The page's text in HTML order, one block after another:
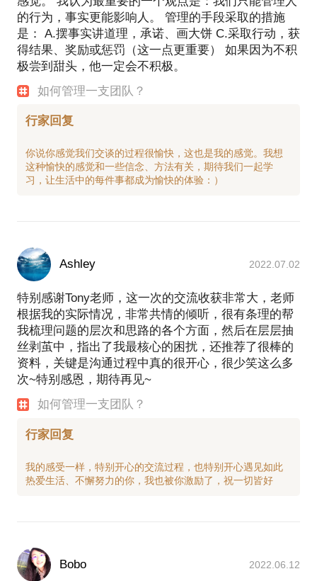
的行为，事实更能影响人。 管理的手段采取的措施
是： A.摆事实讲道理，承诺、画大饼 C.采取行动，获
得结果、奖励或惩罚（这一点更重要） 如果因为不积
极尝到甜头，他一定会不积极。
如何管理一支团队？
行家回复
你说你感觉我们交谈的过程很愉快，这也是我的感觉。我想
这种愉快的感觉和一些信念、方法有关，期待我们一起学
Ashley 2022.07.02
特别感谢Tony老师，这一次的交流收获非常大，老师
根据我的实际情况，非常共情的倾听，很有条理的帮
我梳理问题的层次和思路的各个方面，然后在层层抽
丝剥茧中，指出了我最核心的困扰，还推荐了很棒的
资料，关键是沟通过程中真的很开心，很少笑这么多
次~特别感恩，期待再见~
如何管理一支团队？
行家回复
我的感受一样，特别开心的交流过程，也特别开心遇见如此
Bobo 2022.06.12